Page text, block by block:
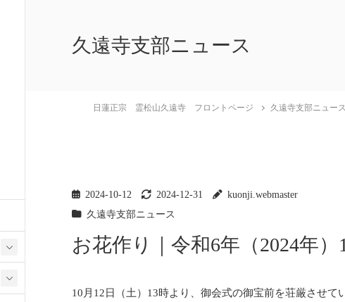
久遠寺支部ニュース
日蓮正宗 霊松山久遠寺 フロントページ 久遠寺支部ニュース
2024-10-12 2024-12-31
kuonji.webmaster
久遠寺支部ニュース
お花作り｜令和6年（2024年）
10月12日（土）13時より、御会式の御宝前を荘厳させて